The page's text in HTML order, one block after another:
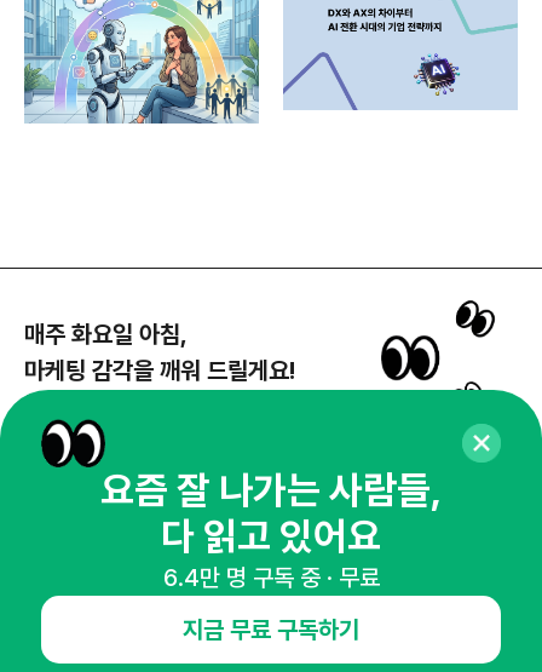
매주 화요일 아침,
마케팅 감각을 깨워 드릴게요!
65,043명의 마케터를 성장시키는 뉴스레터
뉴스레터 구독하기
공지사항 제휴문의
인사이터 신청
뉴스레터
광고안내
요즘 잘 나가는 사람들,
다 읽고 있어요
6.4만 명 구독 중 · 무료
지금 무료 구독하기